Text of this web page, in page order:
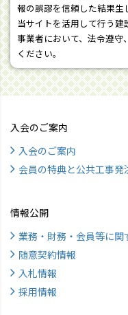
報の誤謬を信頼した結果生
当サイトを活用して行う
事業者において、法令遵守
ください。
入会のご案内
入会のご案内
会員の特典と公共工事
情報公開
業務・財務・会員等に関
随意契約情報
入札情報
採用情報